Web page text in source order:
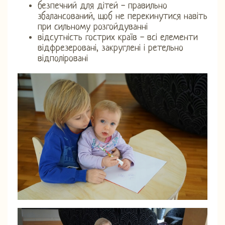
безпечний для дітей - правильно
збалансований, щоб не перекинутися навіть
при сильному розгойдуванні
відсутність гострих країв - всі елементи
відфрезеровані, закруглені і ретельно
відполіровані